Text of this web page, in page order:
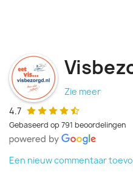
Zie meer
4.7
Gebaseerd op 791 beoordelingen
Een nieuw commentaar